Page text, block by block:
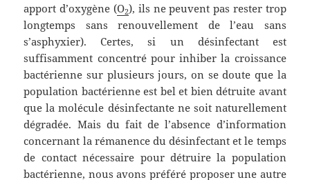
apport d’oxygène (O2), ils ne peuvent pas rester trop
longtemps sans renouvellement de l’eau sans
s’asphyxier). Certes, si un désinfectant est
suffisamment concentré pour inhiber la croissance
bactérienne sur plusieurs jours, on se doute que la
population bactérienne est bel et bien détruite avant
que la molécule désinfectante ne soit naturellement
dégradée. Mais du fait de l’absence d’information
concernant la rémanence du désinfectant et le temps
de contact nécessaire pour détruire la population
bactérienne, nous avons préféré proposer une autre